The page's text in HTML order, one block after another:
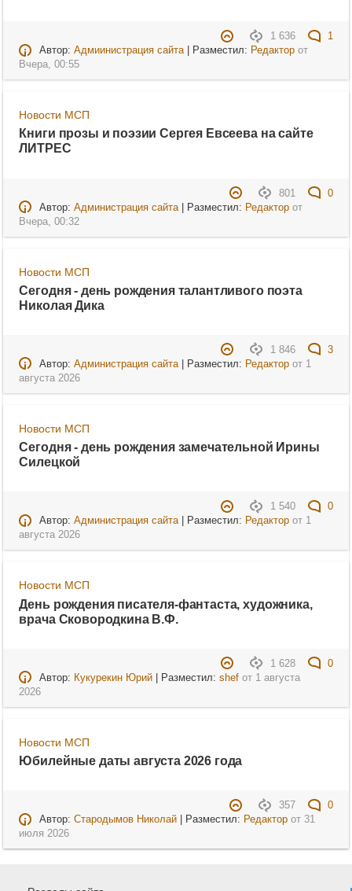
1 636
1
Автор: Адмиинистрация сайта| Разместил: Редакторот
Вчера, 00:55
Новости МСП
Книги прозы и поэзии Сергея Евсеева на сайте
ЛИТРЕС
801
0
Автор: Администрация сайта| Разместил: Редакторот
Вчера, 00:32
Новости МСП
Сегодня - день рождения талантливого поэта
Николая Дика
1 846
3
Автор: Администрация сайта| Разместил: Редакторот 1
августа 2026
Новости МСП
Сегодня - день рождения замечательной Ирины
Силецкой
1 540
0
Автор: Администрация сайта| Разместил: Редакторот 1
августа 2026
Новости МСП
День рождения писателя-фантаста, художника,
врача Сковородкина В.Ф.
1 628
0
Автор: Кукурекин Юрий| Разместил: shefот 1 августа
2026
Новости МСП
Юбилейные даты августа 2026 года
357
0
Автор: Стародымов Николай| Разместил: Редакторот 31
июля 2026